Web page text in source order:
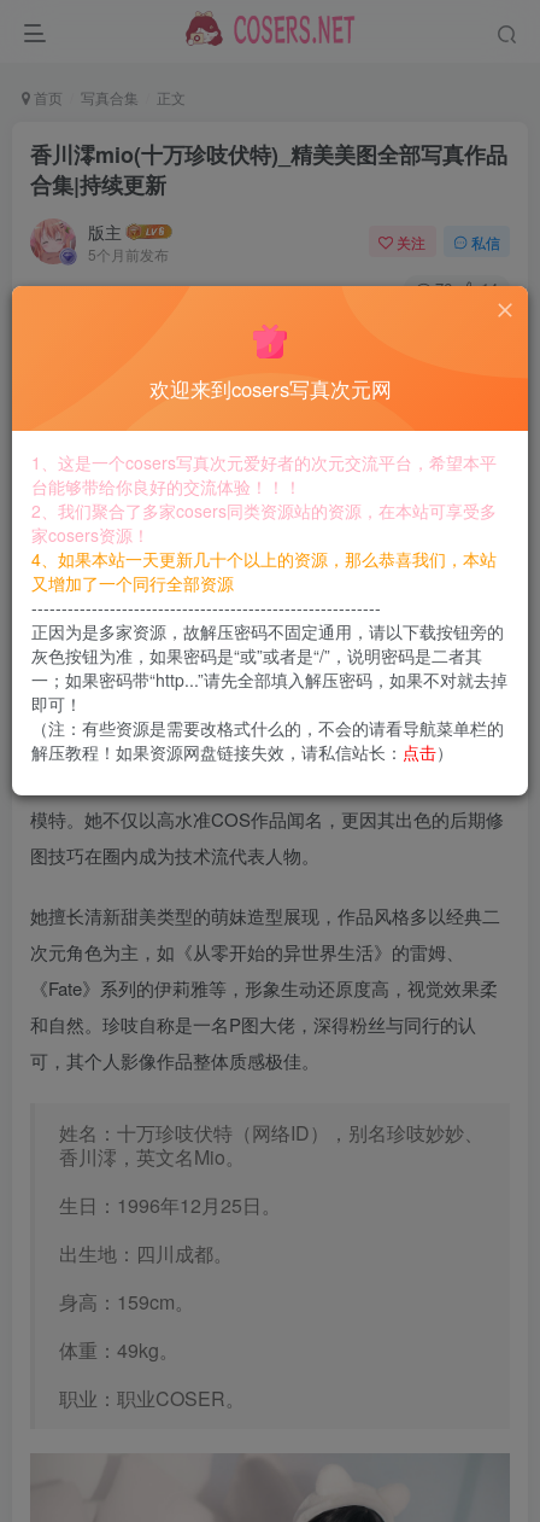
首页 写真合集 正文
香川澪mio(十万珍吱伏特)_精美美图全部写真作品
合集|持续更新
版主
5个月前发布
关注 私信
76 14
此内容为付费资源，请付费后查看
8.8
黄金会员免费
您当前未登录！建议登陆后购买，可保存购买订单
[更新至 20 期]
十万珍吱伏特
特”，后更名“珍吱妙妙mio”），出生于1996年12月25日，星
模特。她不仅以高水准COS作品闻名，更因其出色的后期修
图技巧在圈内成为技术流代表人物。
她擅长清新甜美类型的萌妹造型展现，作品风格多以经典二
次元角色为主，如《从零开始的异世界生活》的雷姆、
《Fate》系列的伊莉雅等，形象生动还原度高，视觉效果柔
和自然。珍吱自称是一名P图大佬，深得粉丝与同行的认
可，其个人影像作品整体质感极佳。
姓名：十万珍吱伏特（网络ID），别名珍吱妙妙、
香川澪，英文名Mio。
生日：1996年12月25日。
出生地：四川成都。
身高：159cm。
体重：49kg。
职业：职业COSER。
欢迎来到cosers写真次元网
1、这是一个cosers写真次元爱好者的次元交流平台，希望本平
台能够带给你良好的交流体验！！！
2、我们聚合了多家cosers同类资源站的资源，在本站可享受多
家cosers资源！
4、如果本站一天更新几十个以上的资源，那么恭喜我们，本站
又增加了一个同行全部资源
----------------------------------------------------------
正因为是多家资源，故解压密码不固定通用，请以下载按钮旁的
灰色按钮为准，如果密码是“或”或者是“/”，说明密码是二者其
一；如果密码带“http...”请先全部填入解压密码，如果不对就去掉
即可！
（注：有些资源是需要改格式什么的，不会的请看导航菜单栏的
解压教程！如果资源网盘链接失效，请私信站长： 点击）